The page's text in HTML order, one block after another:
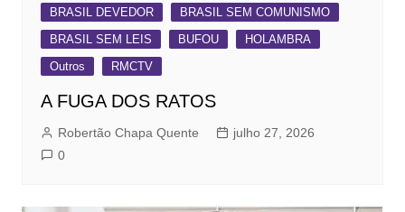
BRASIL DEVEDOR
BRASIL SEM COMUNISMO
BRASIL SEM LEIS
BUFOU
HOLAMBRA
Outros
RMCTV
A FUGA DOS RATOS
Robertão Chapa Quente
julho 27, 2026
0